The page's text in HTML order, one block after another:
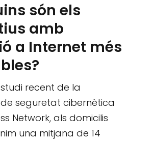
són els
amb
a Internet més
recent de la
seguretat cibernètica
Network, als domicilis
una mitjana de 14